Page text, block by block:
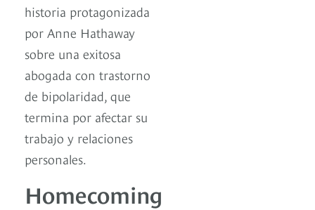
historia protagonizada
por Anne Hathaway
sobre una exitosa
abogada con trastorno
de bipolaridad, que
termina por afectar su
trabajo y relaciones
personales.
Homecoming